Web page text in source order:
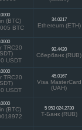
(BTC)
BTC
34.0217
Ethereum (ETH)
TRC20
USDT
92.4420
Сбербанк (RUB)
TRC20
USDT
45.0167
Visa MasterCard
(UAH)
(BTC)
5 953 024.2730
Т-Банк (RUB)